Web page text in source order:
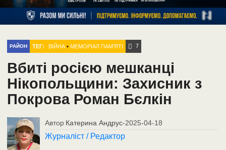
РАЙОН ТЕГ: ВІЙНА •МЕМОРІАЛ ПАМ'ЯТІ 7
Вбиті росією мешканці
Нікопольщини: Захисник з
Покрова Роман Бєлкін
Автор Катерина Андрус-2025-04-18
Журналіст / Редактор